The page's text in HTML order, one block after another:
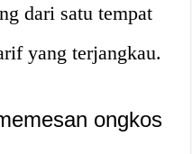
dari satu tempat
yang terjangkau.
ongkos